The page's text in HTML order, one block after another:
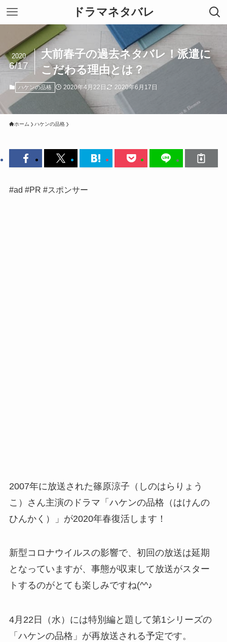
ドラマネタバレ
大前春子の過去ネタバレ！派遣に
こだわる理由とは？
2020
6/17
ハケンの品格 2020年4月22日 2020年6月17日
ホーム ハケンの品格
#ad #PR #スポンサー
2007年に放送された篠原涼子（しのはらりょう
こ）さん主演のドラマ「ハケンの品格（はけんの
ひんかく）」が2020年春復活します！
新型コロナウイルスの影響で、初回の放送は延期
となっていますが、事態が収束して放送がスター
トするのがとても楽しみですね(^^♪
4月22日（水）には特別編と題して第1シリーズの
「ハケンの品格」が再放送される予定です。